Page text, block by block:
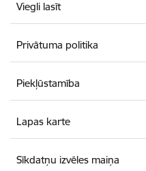
Viegli lasīt
Privātuma politika
Piekļūstamība
Lapas karte
Sīkdatņu izvēles maiņa